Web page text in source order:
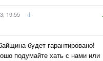
19:55
будет гарантировано!
подумайте хать с нами или